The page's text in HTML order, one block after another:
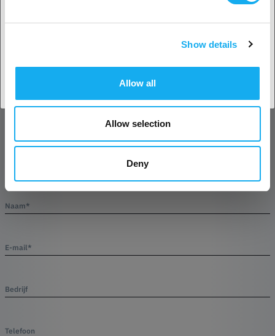
Show details
Allow all
Allow selection
Deny
VRAGEN OVER HET PRODUCT?
Naam*
E-mail*
Bedrijf
Telefoon